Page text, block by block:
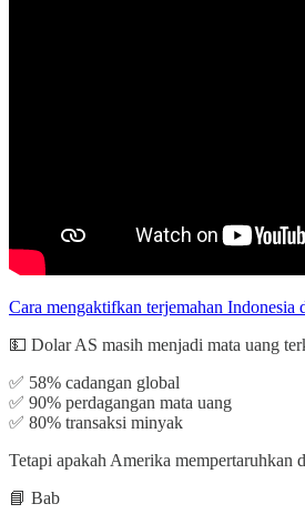
Cara mengaktifkan terjemahan Indonesia
💵 Dolar AS masih menjadi mata uang
✅ 58% cadangan global
✅ 90% perdagangan mata uang
✅ 80% transaksi minyak
Tetapi apakah Amerika mempertaruhkan
📘 Bab